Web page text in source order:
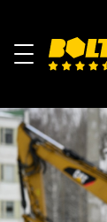
Valikko
etusivulle